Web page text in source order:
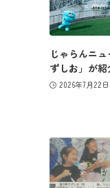
じゃらんニ
ずしお」が紹
2026年7月22日